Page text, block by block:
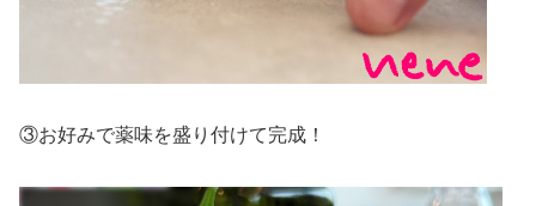
③お好みで薬味を盛り付けて完成！